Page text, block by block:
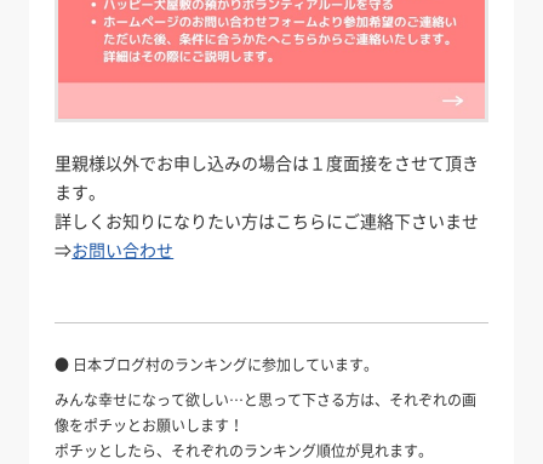
里親様以外でお申し込みの場合は１度面接をさせて頂き
ます。
詳しくお知りになりたい方はこちらにご連絡下さいませ
⇒お問い合わせ
● 日本ブログ村のランキングに参加しています。
みんな幸せになって欲しい…と思って下さる方は、それぞれの画
像をポチッとお願いします！
ポチッとしたら、それぞれのランキング順位が見れます。